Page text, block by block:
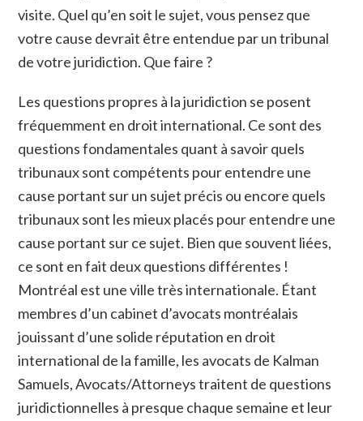
visite. Quel qu’en soit le sujet, vous pensez que
votre cause devrait être entendue par un tribunal
de votre juridiction. Que faire ?
Les questions propres à la juridiction se posent
fréquemment en droit international. Ce sont des
questions fondamentales quant à savoir quels
tribunaux sont compétents pour entendre une
cause portant sur un sujet précis ou encore quels
tribunaux sont les mieux placés pour entendre une
cause portant sur ce sujet. Bien que souvent liées,
ce sont en fait deux questions différentes !
Montréal est une ville très internationale. Étant
membres d’un cabinet d’avocats montréalais
jouissant d’une solide réputation en droit
international de la famille, les avocats de Kalman
Samuels, Avocats/Attorneys traitent de questions
juridictionnelles à presque chaque semaine et leur